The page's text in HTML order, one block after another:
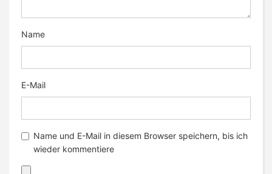
Name
E-Mail
Name und E-Mail in diesem Browser speichern, bis ich
wieder kommentiere